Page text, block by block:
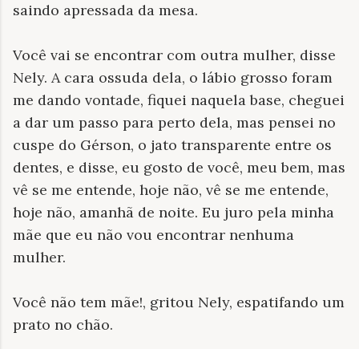
saindo apressada da mesa.
Você vai se encontrar com outra mulher, disse
Nely. A cara ossuda dela, o lábio grosso foram
me dando vontade, fiquei naquela base, cheguei
a dar um passo para perto dela, mas pensei no
cuspe do Gérson, o jato transparente entre os
dentes, e disse, eu gosto de você, meu bem, mas
vê se me entende, hoje não, vê se me entende,
hoje não, amanhã de noite. Eu juro pela minha
mãe que eu não vou encontrar nenhuma
mulher.
Você não tem mãe!, gritou Nely, espatifando um
prato no chão.